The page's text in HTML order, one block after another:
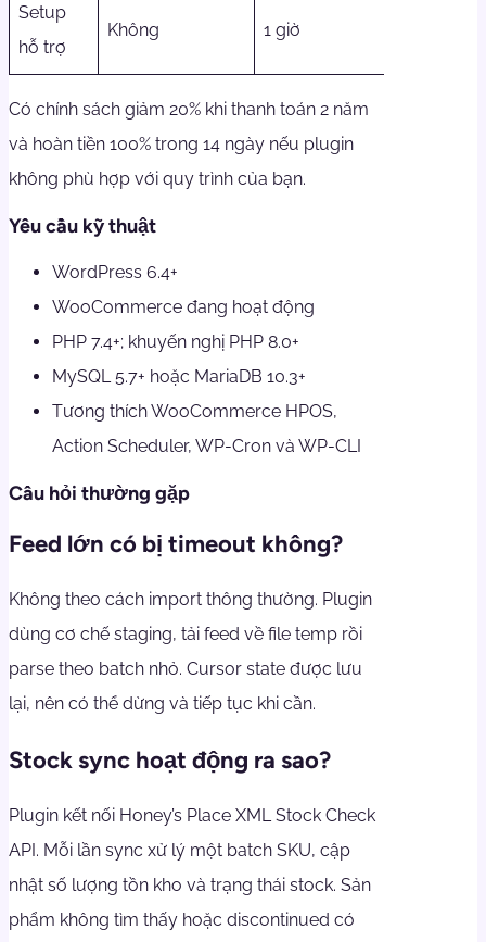
Setup
hỗ trợ
Không 1 giờ
Có chính sách giảm 20% khi thanh toán 2 năm
và hoàn tiền 100% trong 14 ngày nếu plugin
không phù hợp với quy trình của bạn.
Yêu cầu kỹ thuật
WordPress 6.4+
WooCommerce đang hoạt động
PHP 7.4+; khuyến nghị PHP 8.0+
MySQL 5.7+ hoặc MariaDB 10.3+
Tương thích WooCommerce HPOS,
Action Scheduler, WP-Cron và WP-CLI
Câu hỏi thường gặp
Feed lớn có bị timeout không?
Không theo cách import thông thường. Plugin
dùng cơ chế staging, tải feed về file temp rồi
parse theo batch nhỏ. Cursor state được lưu
lại, nên có thể dừng và tiếp tục khi cần.
Stock sync hoạt động ra sao?
Plugin kết nối Honey’s Place XML Stock Check
API. Mỗi lần sync xử lý một batch SKU, cập
nhật số lượng tồn kho và trạng thái stock. Sản
phẩm không tìm thấy hoặc discontinued có